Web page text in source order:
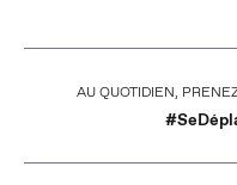
POUR LES TRAJETS